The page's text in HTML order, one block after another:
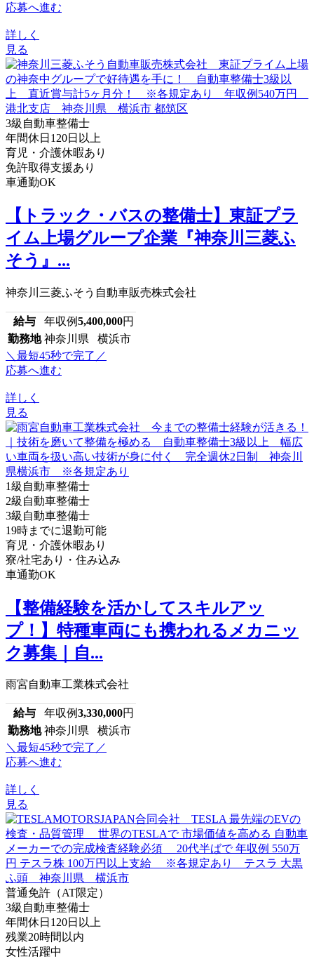
応募へ進む
詳しく
見る
3級自動車整備士
年間休日120日以上
育児・介護休暇あり
免許取得支援あり
車通勤OK
【トラック・バスの整備士】東証プラ
イム上場グループ企業『神奈川三菱ふ
そう』...
神奈川三菱ふそう自動車販売株式会社
給与 年収例5,400,000円
勤務地 神奈川県 横浜市
＼最短45秒で完了／
応募へ進む
詳しく
見る
1級自動車整備士
2級自動車整備士
3級自動車整備士
19時までに退勤可能
育児・介護休暇あり
寮/社宅あり・住み込み
車通勤OK
【整備経験を活かしてスキルアッ
プ！】特種車両にも携われるメカニッ
ク募集｜自...
雨宮自動車工業株式会社
給与 年収例3,330,000円
勤務地 神奈川県 横浜市
＼最短45秒で完了／
応募へ進む
詳しく
見る
普通免許（AT限定）
3級自動車整備士
年間休日120日以上
残業20時間以内
女性活躍中